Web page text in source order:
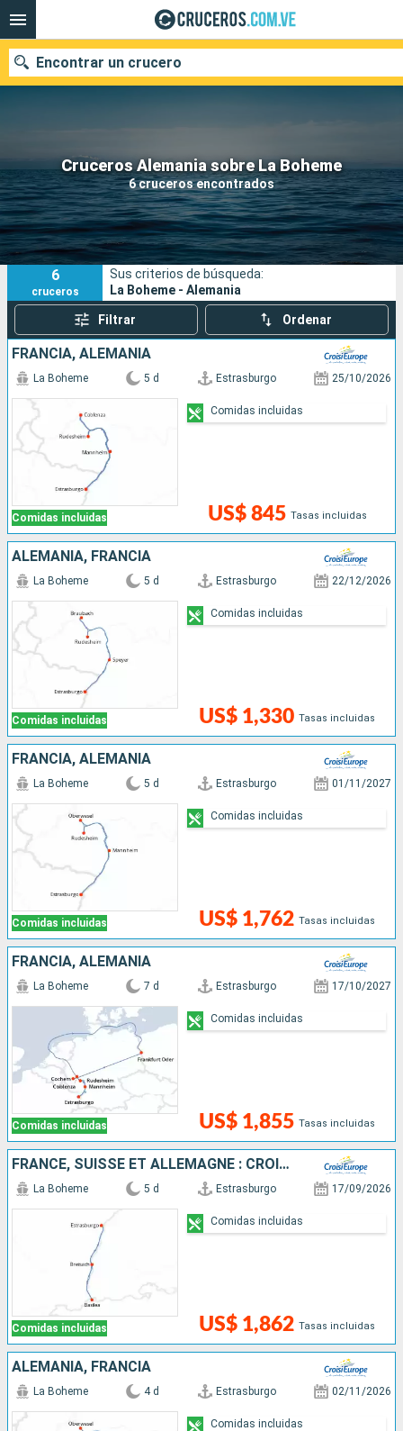
Cruceros Alemania sobre La Boheme
6 cruceros encontrados
Encontrar un crucero
Nuestros destinos
Fecha de salida
Puertos Compañías
Buscar
6
cruceros
Sus criterios de búsqueda:
La Boheme - Alemania
Filtrar Ordenar
FRANCIA, ALEMANIA
Comidas incluidas
La Boheme 5 d Estrasburgo 25/10/2026
US$ 845 Tasas incluidas
Comidas incluidas
ALEMANIA, FRANCIA
Comidas incluidas
La Boheme 5 d Estrasburgo 22/12/2026
US$ 1,330 Tasas incluidas
Comidas incluidas
FRANCIA, ALEMANIA
Comidas incluidas
La Boheme 5 d Estrasburgo 01/11/2027
US$ 1,762 Tasas incluidas
Comidas incluidas
FRANCIA, ALEMANIA
Comidas incluidas
La Boheme 7 d Estrasburgo 17/10/2027
US$ 1,855 Tasas incluidas
Comidas incluidas
FRANCE, SUISSE ET ALLEMAGNE : CROISIÈRE SUR LE RHIN VERS LA RÉGION DES 3 PAYS ET VOYAGE À BORD DU TRAIN "GLACIER EXPRESS"
Comidas incluidas
La Boheme 5 d Estrasburgo 17/09/2026
US$ 1,862 Tasas incluidas
Comidas incluidas
ALEMANIA, FRANCIA
La Boheme 4 d Estrasburgo 02/11/2026
Comidas incluidas